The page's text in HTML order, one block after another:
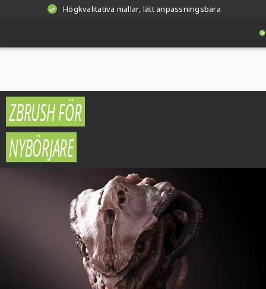
Högkvalitativa mallar, lätt anpassningsbara
ZBRUSH FÖR
NYBÖRJARE